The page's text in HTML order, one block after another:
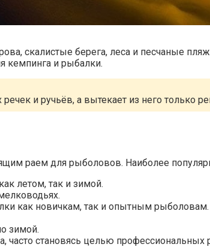
скалистые берега, леса и песчаные
кемпинга и рыбалки.
и ручьёв, а вытекает из него только
раем для рыболовов. Наиболее
летом, так и зимой.
как новичкам, так и опытным рыболовам.
зимой.
часто становясь целью